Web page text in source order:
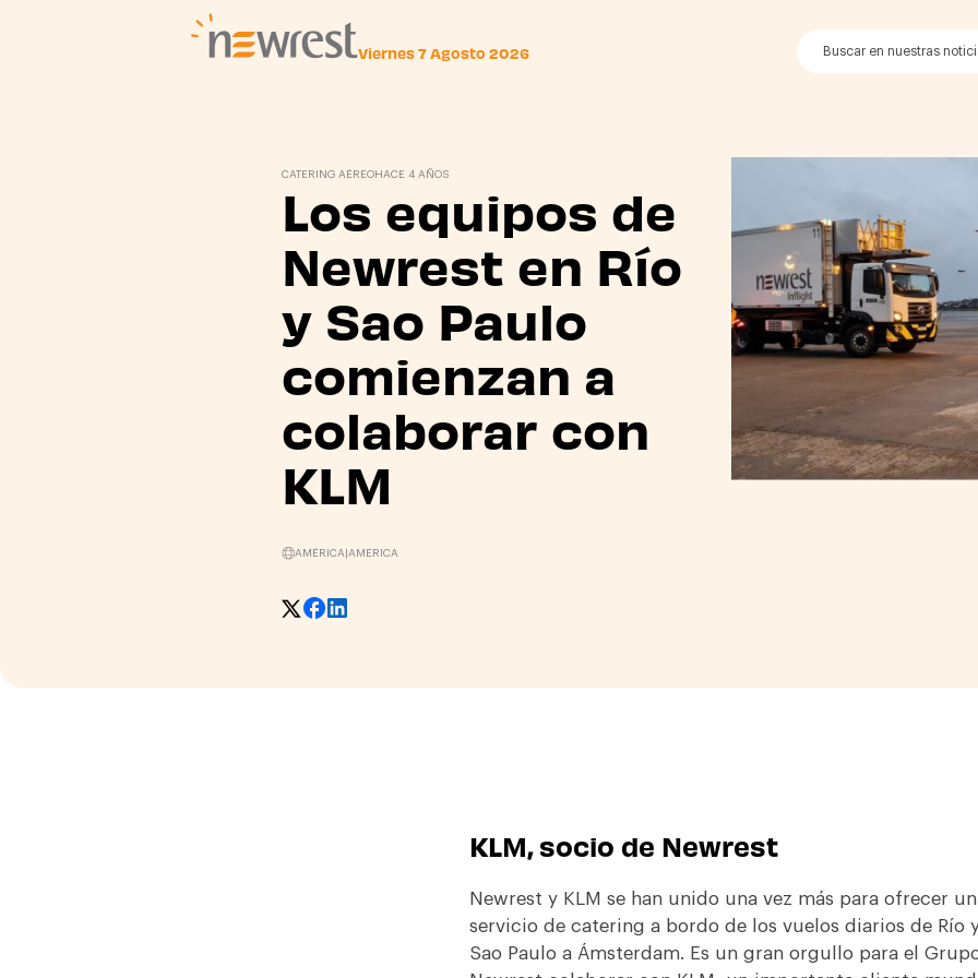
Viernes 7 Agosto 2026
CATERING AÉREOHACE 4 AÑOS
Los equipos de
Newrest en Río
y Sao Paulo
comienzan a
colaborar con
KLM
AMÉRICA| AMERICA
KLM, socio de Newrest
Newrest y KLM se han unido una vez más para ofrecer un
servicio de catering a bordo de los vuelos diarios de Río
Sao Paulo a Ámsterdam. Es un gran orgullo para el